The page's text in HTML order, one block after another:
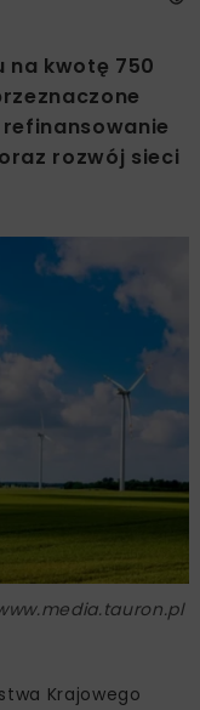
na kwotę 750
rozwój sieci
Krajowego